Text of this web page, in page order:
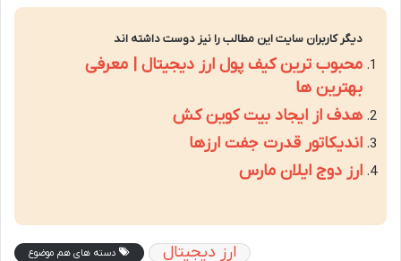
دیگر کاربران سایت این مطالب را نیز دوست داشته اند
محبوب ترین کیف پول ارز دیجیتال | معرفی
بهترین ها
هدف از ایجاد بیت کوین کش
اندیکاتور قدرت جفت ارزها
ارز دوج ایلان مارس
دسته های هم موضوع ارز دیجیتال